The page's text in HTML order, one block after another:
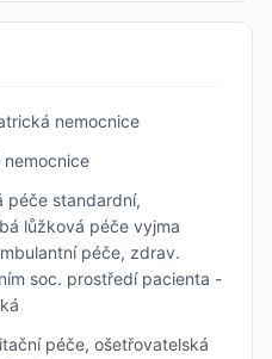
nemocnice
péče standardní,
lůžková péče vyjma
péče, zdrav.
soc. prostředí pacienta -
péče, ošetřovatelská